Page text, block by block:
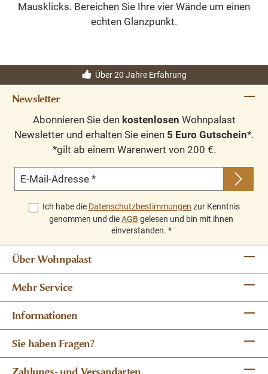
Mausklicks. Bereichen Sie Ihre vier Wände um einen
echten Glanzpunkt.
Über 20 Jahre Erfahrung
Newsletter
Abonnieren Sie den kostenlosen Wohnpalast
Newsletter und erhalten Sie einen 5 Euro Gutschein*.
*gilt ab einem Warenwert von 200 €.
E-Mail-Adresse *
Ich habe die Datenschutzbestimmungen zur Kenntnis
genommen und dieAGB gelesen und bin mit ihnen
einverstanden. *
Über Wohnpalast
Mehr Service
Informationen
Sie haben Fragen?
Zahlungs- und Versandarten